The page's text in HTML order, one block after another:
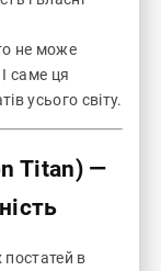
не може
саме ця
усього світу.
Titan) —
в